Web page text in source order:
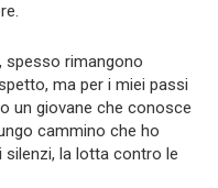
spesso rimangono
ma per i miei passi
un giovane che conosce
cammino che ho
silenzi, la lotta contro le